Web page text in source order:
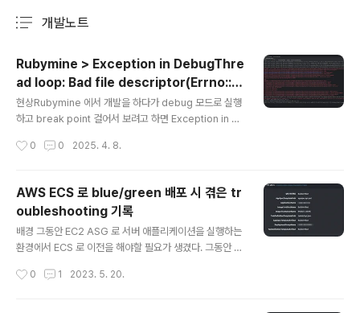
개발노트
Rubymine > Exception in DebugThre
ad loop: Bad file descriptor(Errno::E
BADF) 발생 시
현상Rubymine 에서 개발을 하다가 debug 모드로 실행
하고 break point 걸어서 보려고 하면 Exception in D
ADF) 이런 오류가 발생하면서 안 되는 경우가 있다. 해결
구성돼 있는 것을 single process 로 동작하도록 구성하
면 해결이 된다. 원인puma 가 multi processes 모드
(a.k.a. cluster mode)로 실행되면 [38032] * Mast
er PID: 38032[38032] - Worker 2 (PID: 38156) b
0 0 2025. 4. 8.
AWS ECS 로 blue/green 배포 시 겪은 tr
oubleshooting 기록
배경 그동안 EC2 ASG 로 서버 애플리케이션을 실행하는
환경에서 ECS 로 이전을 해야할 필요가 생겼다. 그동안 처
던 서비스를 ECS 로 이전해본 경험이 많이 있었는데 유독
0 1 2023. 5. 20.